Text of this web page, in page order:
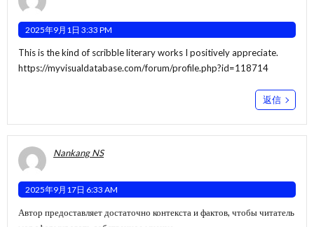
2025年9月1日 3:33 PM
This is the kind of scribble literary works I positively appreciate.
https://myvisualdatabase.com/forum/profile.php?id=118714
返信
Nankang NS
2025年9月17日 6:33 AM
Автор предоставляет достаточно контекста и фактов, чтобы читатель